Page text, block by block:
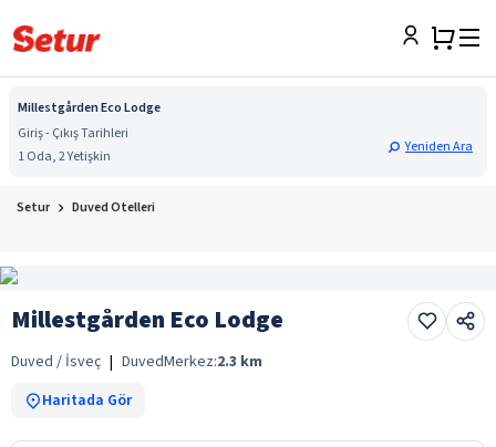
Millestgården Eco Lodge
Giriş - Çıkış Tarihleri
1 Oda, 2 Yetişkin
Yeniden Ara
Setur Duved Otelleri
Millestgården Eco Lodge
Duved / İsveç | DuvedMerkez:2.3 km
Haritada Gör